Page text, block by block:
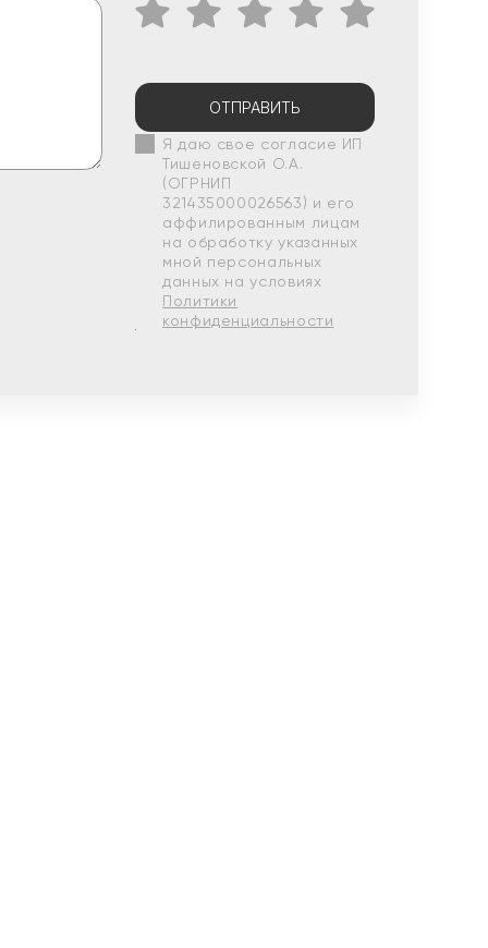
ОТПРАВИТЬ
Я даю свое согласие ИП
Тишеновской О.А.
(ОГРНИП
321435000026563) и его
аффилированным лицам
на обработку указанных
мной персональных
данных на условиях
Политики
конфиденциальности